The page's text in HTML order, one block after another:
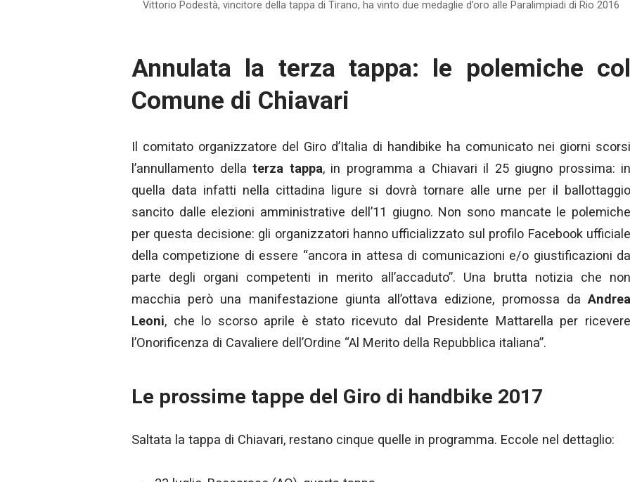
Vittorio Podestà, vincitore della tappa di Tirano, ha vinto due medaglie d’oro alle Paralimpiadi di Rio 2016
Annulata la terza tappa: le polemiche col
Comune di Chiavari
Il comitato organizzatore del Giro d’Italia di handibike ha comunicato nei giorni scorsi
l’annullamento della terza tappa, in programma a Chiavari il 25 giugno prossima: in
quella data infatti nella cittadina ligure si dovrà tornare alle urne per il ballottaggio
sancito dalle elezioni amministrative dell’11 giugno. Non sono mancate le polemiche
per questa decisione: gli organizzatori hanno ufficializzato sul profilo Facebook ufficiale
della competizione di essere “ancora in attesa di comunicazioni e/o giustificazioni da
parte degli organi competenti in merito all’accaduto”. Una brutta notizia che non
macchia però una manifestazione giunta all’ottava edizione, promossa da Andrea
Leoni, che lo scorso aprile è stato ricevuto dal Presidente Mattarella per ricevere
l’Onorificenza di Cavaliere dell’Ordine “Al Merito della Repubblica italiana”.
Le prossime tappe del Giro di handbike 2017
Saltata la tappa di Chiavari, restano cinque quelle in programma. Eccole nel dettaglio: